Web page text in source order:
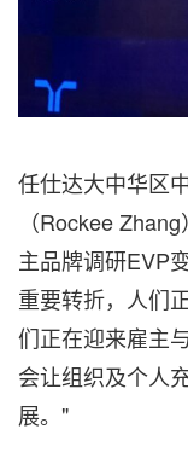
任仕达大中华区
（Rockee
主品牌调研EVP
重要转折，人们
们正在迎来雇主
会让组织及个人
展。"